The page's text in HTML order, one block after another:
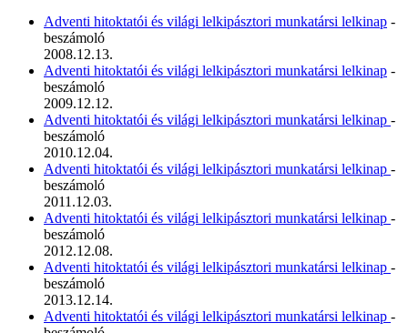
Adventi hitoktatói és világi lelkipásztori munkatársi lelkinap -
beszámoló
2008.12.13.
Adventi hitoktatói és világi lelkipásztori munkatársi lelkinap -
beszámoló
2009.12.12.
Adventi hitoktatói és világi lelkipásztori munkatársi lelkinap -
beszámoló
2010.12.04.
Adventi hitoktatói és világi lelkipásztori munkatársi lelkinap -
beszámoló
2011.12.03.
Adventi hitoktatói és világi lelkipásztori munkatársi lelkinap -
beszámoló
2012.12.08.
Adventi hitoktatói és világi lelkipásztori munkatársi lelkinap -
beszámoló
2013.12.14.
Adventi hitoktatói és világi lelkipásztori munkatársi lelkinap -